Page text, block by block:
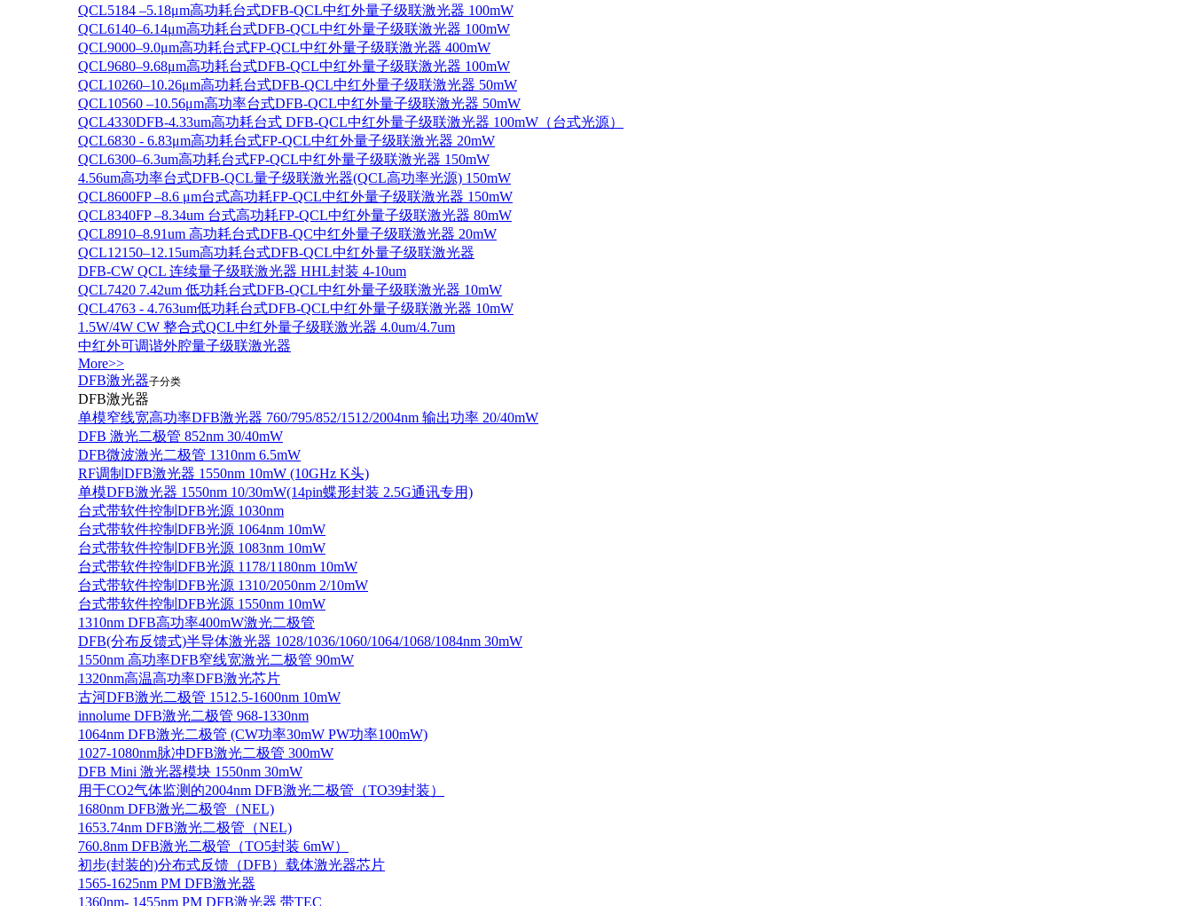
QCL5184 –5.18μm高功耗台式DFB-QCL中红外量子级联激光器 100mW
QCL6140–6.14μm高功耗台式DFB-QCL中红外量子级联激光器 100mW
QCL9000–9.0μm高功耗台式FP-QCL中红外量子级联激光器 400mW
QCL9680–9.68μm高功耗台式DFB-QCL中红外量子级联激光器 100mW
QCL10260–10.26μm高功耗台式DFB-QCL中红外量子级联激光器 50mW
QCL10560 –10.56μm高功率台式DFB-QCL中红外量子级联激光器 50mW
QCL4330DFB-4.33um高功耗台式 DFB-QCL中红外量子级联激光器 100mW（台式光源）
QCL6830 - 6.83μm高功耗台式FP-QCL中红外量子级联激光器 20mW
QCL6300–6.3um高功耗台式FP-QCL中红外量子级联激光器 150mW
4.56um高功率台式DFB-QCL量子级联激光器(QCL高功率光源) 150mW
QCL8600FP –8.6 μm台式高功耗FP-QCL中红外量子级联激光器 150mW
QCL8340FP –8.34um 台式高功耗FP-QCL中红外量子级联激光器 80mW
QCL8910–8.91um 高功耗台式DFB-QC中红外量子级联激光器 20mW
QCL12150–12.15um高功耗台式DFB-QCL中红外量子级联激光器
DFB-CW QCL 连续量子级联激光器 HHL封装 4-10um
QCL7420 7.42um 低功耗台式DFB-QCL中红外量子级联激光器 10mW
QCL4763 - 4.763um低功耗台式DFB-QCL中红外量子级联激光器 10mW
1.5W/4W CW 整合式QCL中红外量子级联激光器 4.0um/4.7um
中红外可调谐外腔量子级联激光器
More>>
DFB激光器子分类
DFB激光器
单模窄线宽高功率DFB激光器 760/795/852/1512/2004nm 输出功率 20/40mW
DFB 激光二极管 852nm 30/40mW
DFB微波激光二极管 1310nm 6.5mW
RF调制DFB激光器 1550nm 10mW (10GHz K头)
单模DFB激光器 1550nm 10/30mW(14pin蝶形封装 2.5G通讯专用)
台式带软件控制DFB光源 1030nm
台式带软件控制DFB光源 1064nm 10mW
台式带软件控制DFB光源 1083nm 10mW
台式带软件控制DFB光源 1178/1180nm 10mW
台式带软件控制DFB光源 1310/2050nm 2/10mW
台式带软件控制DFB光源 1550nm 10mW
1310nm DFB高功率400mW激光二极管
DFB(分布反馈式)半导体激光器 1028/1036/1060/1064/1068/1084nm 30mW
1550nm 高功率DFB窄线宽激光二极管 90mW
1320nm高温高功率DFB激光芯片
古河DFB激光二极管 1512.5-1600nm 10mW
innolume DFB激光二极管 968-1330nm
1064nm DFB激光二极管 (CW功率30mW PW功率100mW)
1027-1080nm脉冲DFB激光二极管 300mW
DFB Mini 激光器模块 1550nm 30mW
用于CO2气体监测的2004nm DFB激光二极管（TO39封装）
1680nm DFB激光二极管（NEL)
1653.74nm DFB激光二极管（NEL)
760.8nm DFB激光二极管（TO5封装 6mW）
初步(封装的)分布式反馈（DFB）载体激光器芯片
1565-1625nm PM DFB激光器
1360nm- 1455nm PM DFB激光器 带TEC